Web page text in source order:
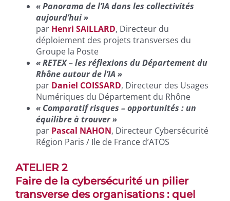
« Panorama de l’IA dans les collectivités
aujourd’hui »
parHenri SAILLARD, Directeur du
déploiement des projets transverses du
Groupe la Poste
« RETEX – les réflexions du Département du
Rhône autour de l’IA »
parDaniel COISSARD, Directeur des Usages
Numériques du Département du Rhône
« Comparatif risques – opportunités : un
équilibre à trouver »
par Pascal NAHON, Directeur Cybersécurité
Région Paris / Ile de France d’ATOS
ATELIER 2
Faire de la cybersécurité un pilier
transverse des organisations : quel